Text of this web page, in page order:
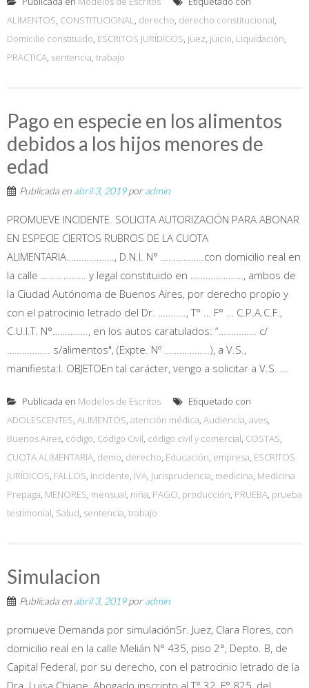
ALIMENTOS, CONSTITUCIONAL, derecho, derecho constitucional,
Domicilio constituido, ESCRITOS JURÍDICOS, juez, juicio, Liquidación,
PRACTICA, sentencia, trabajo
Pago en especie en los alimentos
debidos a los hijos menores de
edad
Publicada en abril 3, 2019poradmin
PROMUEVE INCIDENTE. SOLICITA AUTORIZACIÓN PARA ABONAR
EN ESPECIE CIERTOS RUBROS DE LA CUOTA
ALIMENTARIA………………., D.N.I. N° ……………..con domicilio real en
la calle ……………… y legal constituido en …………………, ambos de
la Ciudad Autónoma de Buenos Aires, por derecho propio y
con el patrocinio letrado del Dr. ……….., T° … F° … C.P.A.C.F.,
C.U.I.T. N°………….., en los autos caratulados: “…………… c/
…………….. s/alimentos", (Expte. Nº ………………), a V.S.,
manifiesta:I. OBJETOEn tal carácter, vengo a solicitar a V.S. ...
Publicada en Modelos de Escritos
Etiquetado con
ADOLESCENTES, ALIMENTOS, atención médica, Audiencia, aves,
Buenos Aires, código, Código Civil, código civil y comercial, COSTAS,
CUOTA ALIMENTARIA, demo, derecho, Educación, empresa, ESCRITOS
JURÍDICOS, FALLOS, Incidente, IVA, Jurisprudencia, medicina, Medicina
Prepaga, MENORES, mensual, niña, PAGO, producción, PRUEBA, prueba
testimonial, Salud, sentencia, trabajo
Simulacion
Publicada en abril 3, 2019poradmin
promueve Demanda por simulaciónSr. Juez, Clara Flores, con
domicilio real en la calle Melián N° 435, piso 2°, Depto. B, de
Capital Federal, por su derecho, con el patrocinio letrado de la
Dra. Luisa Chiape, Abogado inscripto al T° 32, F° 825, del